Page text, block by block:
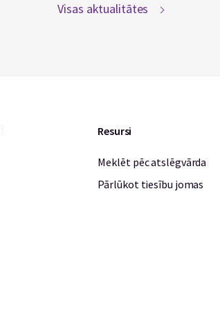
Visas aktualitātes
Resursi
Meklēt pēc atslēgvārda
Pārlūkot tiesību jomas